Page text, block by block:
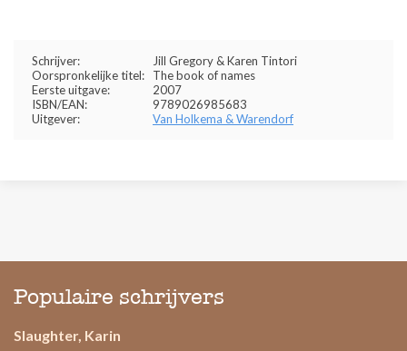
Schrijver:
Jill Gregory & Karen Tintori
Oorspronkelijke titel:
The book of names
Eerste uitgave:
2007
ISBN/EAN:
9789026985683
Uitgever:
Van Holkema & Warendorf
Populaire schrijvers
Slaughter, Karin